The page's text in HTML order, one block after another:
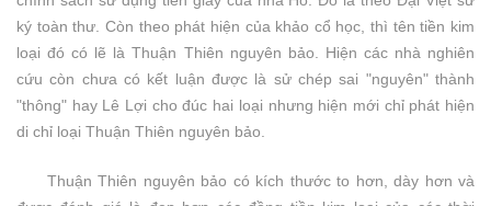
ký toàn thư. Còn theo phát hiện của khảo cổ học, thì tên tiền kim
loại đó có lẽ là Thuận Thiên nguyên bảo. Hiện các nhà nghiên
cứu còn chưa có kết luận được là sử chép sai "nguyên" thành
"thông" hay Lê Lợi cho đúc hai loại nhưng hiện mới chỉ phát hiện
di chỉ loại Thuận Thiên nguyên bảo.
Thuận Thiên nguyên bảo có kích thước to hơn, dày hơn và